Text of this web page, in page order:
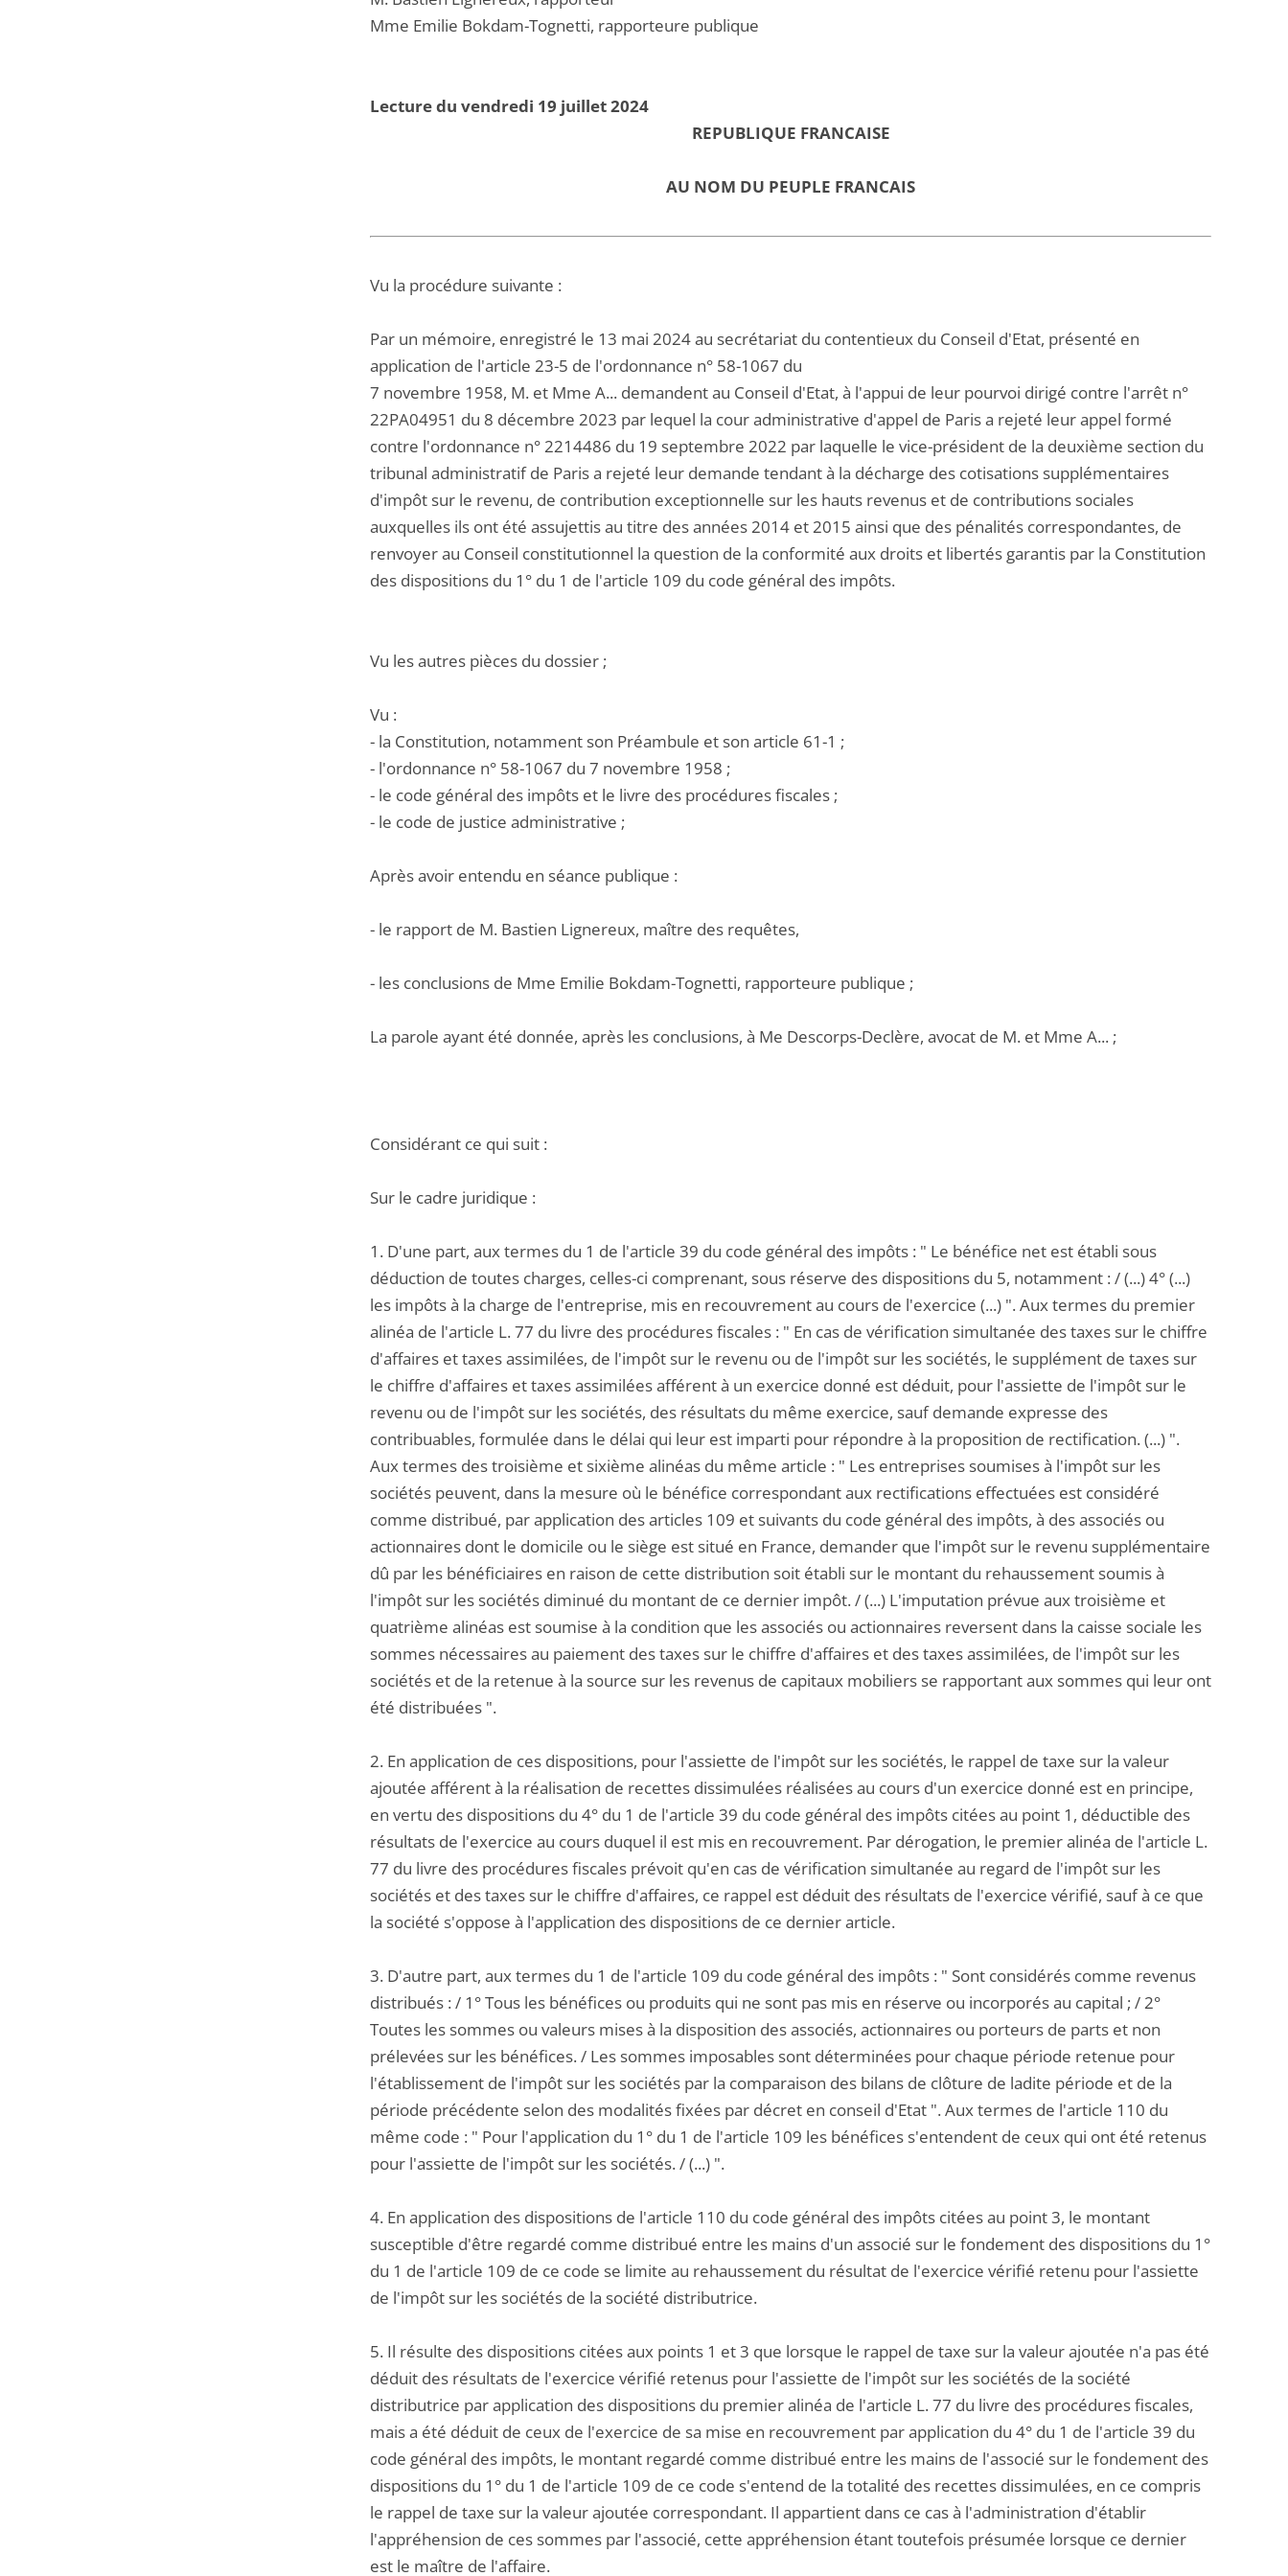
Mme Emilie Bokdam-Tognetti, rapporteure publique
Lecture du vendredi 19 juillet 2024
REPUBLIQUE FRANCAISE
AU NOM DU PEUPLE FRANCAIS
Vu la procédure suivante :
Par un mémoire, enregistré le 13 mai 2024 au secrétariat du contentieux du Conseil d'Etat, présenté en
application de l'article 23-5 de l'ordonnance n° 58-1067 du
7 novembre 1958, M. et Mme A... demandent au Conseil d'Etat, à l'appui de leur pourvoi dirigé contre l'arrêt n°
22PA04951 du 8 décembre 2023 par lequel la cour administrative d'appel de Paris a rejeté leur appel formé
contre l'ordonnance n° 2214486 du 19 septembre 2022 par laquelle le vice-président de la deuxième section du
tribunal administratif de Paris a rejeté leur demande tendant à la décharge des cotisations supplémentaires
d'impôt sur le revenu, de contribution exceptionnelle sur les hauts revenus et de contributions sociales
auxquelles ils ont été assujettis au titre des années 2014 et 2015 ainsi que des pénalités correspondantes, de
renvoyer au Conseil constitutionnel la question de la conformité aux droits et libertés garantis par la Constitution
des dispositions du 1° du 1 de l'article 109 du code général des impôts.
Vu les autres pièces du dossier ;
Vu :
- la Constitution, notamment son Préambule et son article 61-1 ;
- l'ordonnance n° 58-1067 du 7 novembre 1958 ;
- le code général des impôts et le livre des procédures fiscales ;
- le code de justice administrative ;
Après avoir entendu en séance publique :
- le rapport de M. Bastien Lignereux, maître des requêtes,
- les conclusions de Mme Emilie Bokdam-Tognetti, rapporteure publique ;
La parole ayant été donnée, après les conclusions, à Me Descorps-Declère, avocat de M. et Mme A... ;
Considérant ce qui suit :
Sur le cadre juridique :
1. D'une part, aux termes du 1 de l'article 39 du code général des impôts : " Le bénéfice net est établi sous
déduction de toutes charges, celles-ci comprenant, sous réserve des dispositions du 5, notamment : / (...) 4° (...)
les impôts à la charge de l'entreprise, mis en recouvrement au cours de l'exercice (...) ". Aux termes du premier
alinéa de l'article L. 77 du livre des procédures fiscales : " En cas de vérification simultanée des taxes sur le chiffre
d'affaires et taxes assimilées, de l'impôt sur le revenu ou de l'impôt sur les sociétés, le supplément de taxes sur
le chiffre d'affaires et taxes assimilées afférent à un exercice donné est déduit, pour l'assiette de l'impôt sur le
revenu ou de l'impôt sur les sociétés, des résultats du même exercice, sauf demande expresse des
contribuables, formulée dans le délai qui leur est imparti pour répondre à la proposition de rectification. (...) ".
Aux termes des troisième et sixième alinéas du même article : " Les entreprises soumises à l'impôt sur les
sociétés peuvent, dans la mesure où le bénéfice correspondant aux rectifications effectuées est considéré
comme distribué, par application des articles 109 et suivants du code général des impôts, à des associés ou
actionnaires dont le domicile ou le siège est situé en France, demander que l'impôt sur le revenu supplémentaire
dû par les bénéficiaires en raison de cette distribution soit établi sur le montant du rehaussement soumis à
l'impôt sur les sociétés diminué du montant de ce dernier impôt. / (...) L'imputation prévue aux troisième et
quatrième alinéas est soumise à la condition que les associés ou actionnaires reversent dans la caisse sociale les
sommes nécessaires au paiement des taxes sur le chiffre d'affaires et des taxes assimilées, de l'impôt sur les
sociétés et de la retenue à la source sur les revenus de capitaux mobiliers se rapportant aux sommes qui leur ont
été distribuées ".
2. En application de ces dispositions, pour l'assiette de l'impôt sur les sociétés, le rappel de taxe sur la valeur
ajoutée afférent à la réalisation de recettes dissimulées réalisées au cours d'un exercice donné est en principe,
en vertu des dispositions du 4° du 1 de l'article 39 du code général des impôts citées au point 1, déductible des
résultats de l'exercice au cours duquel il est mis en recouvrement. Par dérogation, le premier alinéa de l'article L.
77 du livre des procédures fiscales prévoit qu'en cas de vérification simultanée au regard de l'impôt sur les
sociétés et des taxes sur le chiffre d'affaires, ce rappel est déduit des résultats de l'exercice vérifié, sauf à ce que
la société s'oppose à l'application des dispositions de ce dernier article.
3. D'autre part, aux termes du 1 de l'article 109 du code général des impôts : " Sont considérés comme revenus
distribués : / 1° Tous les bénéfices ou produits qui ne sont pas mis en réserve ou incorporés au capital ; / 2°
Toutes les sommes ou valeurs mises à la disposition des associés, actionnaires ou porteurs de parts et non
prélevées sur les bénéfices. / Les sommes imposables sont déterminées pour chaque période retenue pour
l'établissement de l'impôt sur les sociétés par la comparaison des bilans de clôture de ladite période et de la
période précédente selon des modalités fixées par décret en conseil d'Etat ". Aux termes de l'article 110 du
même code : " Pour l'application du 1° du 1 de l'article 109 les bénéfices s'entendent de ceux qui ont été retenus
pour l'assiette de l'impôt sur les sociétés. / (...) ".
4. En application des dispositions de l'article 110 du code général des impôts citées au point 3, le montant
susceptible d'être regardé comme distribué entre les mains d'un associé sur le fondement des dispositions du 1°
du 1 de l'article 109 de ce code se limite au rehaussement du résultat de l'exercice vérifié retenu pour l'assiette
de l'impôt sur les sociétés de la société distributrice.
5. Il résulte des dispositions citées aux points 1 et 3 que lorsque le rappel de taxe sur la valeur ajoutée n'a pas été
déduit des résultats de l'exercice vérifié retenus pour l'assiette de l'impôt sur les sociétés de la société
distributrice par application des dispositions du premier alinéa de l'article L. 77 du livre des procédures fiscales,
mais a été déduit de ceux de l'exercice de sa mise en recouvrement par application du 4° du 1 de l'article 39 du
code général des impôts, le montant regardé comme distribué entre les mains de l'associé sur le fondement des
dispositions du 1° du 1 de l'article 109 de ce code s'entend de la totalité des recettes dissimulées, en ce compris
le rappel de taxe sur la valeur ajoutée correspondant. Il appartient dans ce cas à l'administration d'établir
l'appréhension de ces sommes par l'associé, cette appréhension étant toutefois présumée lorsque ce dernier
est le maître de l'affaire.